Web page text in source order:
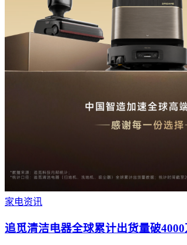
家电资讯
追觅清洁电器全球累计出货量破